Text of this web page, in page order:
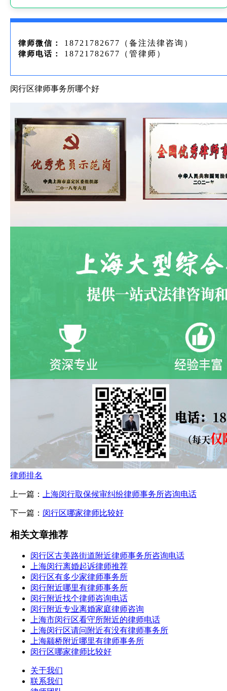
律师微信： 18721782677（备注法律咨询）
律师电话： 18721782677（管律师）
闵行区律师事务所哪个好
律师排名
上一篇： 上海闵行取保候审纠纷律师事务所咨询电话
下一篇： 闵行区哪家律师比较好
相关文章推荐
闵行区古美路街道附近律师事务所咨询电话
上海闵行离婚起诉律师推荐
闵行区有多少家律师事务所
闵行附近哪里有律师事务所
闵行附近找个律师咨询电话
闵行附近专业离婚家庭律师咨询
上海市闵行区看守所附近的律师电话
上海闵行区请问附近有没有律师事务所
上海颛桥附近哪里有律师事务所
闵行区哪家律师比较好
关于我们
联系我们